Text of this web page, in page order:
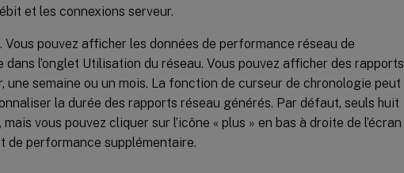
et les connexions serveur.
. Vous pouvez afficher les données de performance réseau de
dans l’onglet Utilisation du réseau. Vous pouvez afficher des rapports
une semaine ou un mois. La fonction de curseur de chronologie peut
la durée des rapports réseau générés. Par défaut, seuls huit
vous pouvez cliquer sur l’icône « plus » en bas à droite de l’écran
de performance supplémentaire.